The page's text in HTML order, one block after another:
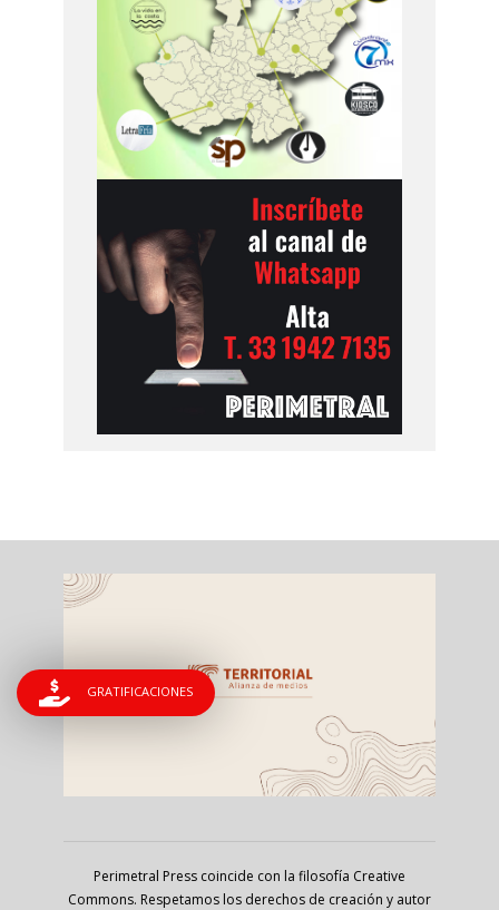
Perimetral Press coincide con la filosofía Creative
Commons. Respetamos los derechos de creación y autor
GRATIFICACIONES